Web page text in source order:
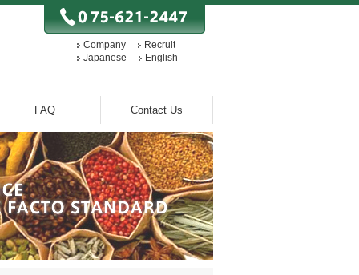
Company
Recruit
Japanese
English
FAQ Contact Us